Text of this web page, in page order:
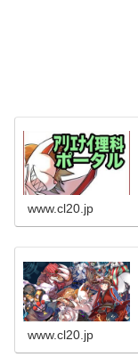
www.cl20.jp
www.cl20.jp